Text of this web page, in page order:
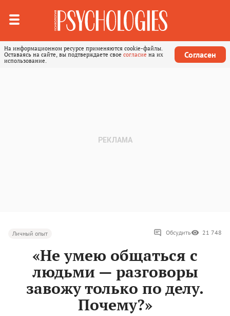
На информационном ресурсе применяются cookie-файлы.
Оставаясь на сайте, вы подтверждаете свое согласие на их
использование.
Согласен
Личный опыт Обсудить 21 748
«Не умею общаться с
людьми — разговоры
завожу только по делу.
Почему?»